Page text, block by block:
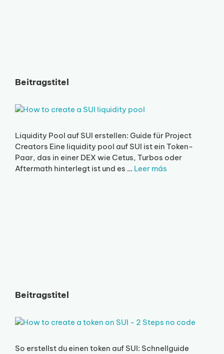
Beitragstitel
Liquidity Pool auf SUI erstellen: Guide für Project
Creators Eine liquidity pool auf SUI ist ein Token-
Paar, das in einer DEX wie Cetus, Turbos oder
Aftermath hinterlegt ist und es … Leer más
Beitragstitel
So erstellst du einen token auf SUI: Schnellguide